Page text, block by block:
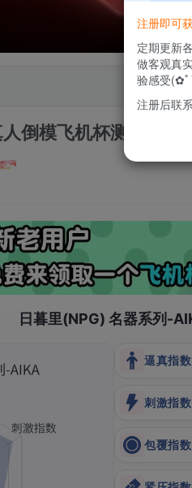
倒模飞机杯测评报告
日暮里(NPG) 名器系列-
逼真指数
刺激指数
包覆指数
注册即可
定期更新
做客观真
验感受(✿
注册后联